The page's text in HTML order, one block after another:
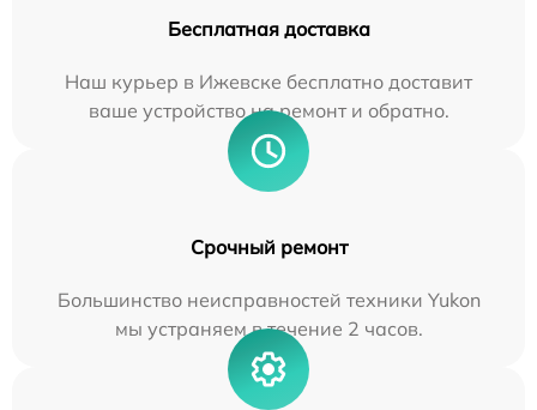
Бесплатная доставка
Наш курьер в Ижевске бесплатно доставит
ваше устройство на ремонт и обратно.
Срочный ремонт
Большинство неисправностей техники Yukon
мы устраняем в течение 2 часов.